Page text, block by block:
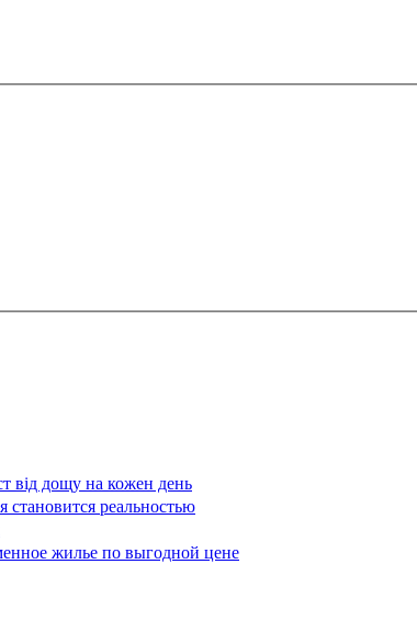
від дощу на кожен день
становится реальностью
жилье по выгодной цене